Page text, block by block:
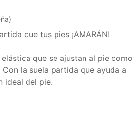
que tus pies ¡AMARÁN!
que se ajustan al pie como
Con la suela partida que ayuda a
ideal del pie.